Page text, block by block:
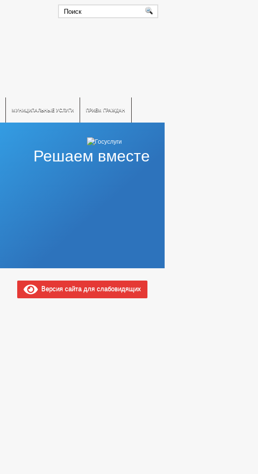
МУНИЦИПАЛЬНЫЕ УСЛУГИ ПРИЕМ ГРАЖДАН
Решаем вместе
Версия сайта для слабовидящих